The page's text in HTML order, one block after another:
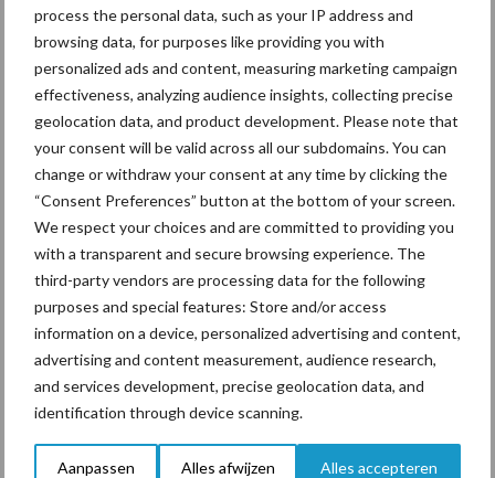
process the personal data, such as your IP address and
browsing data, for purposes like providing you with
personalized ads and content, measuring marketing campaign
effectiveness, analyzing audience insights, collecting precise
geolocation data, and product development. Please note that
your consent will be valid across all our subdomains. You can
change or withdraw your consent at any time by clicking the
“Consent Preferences” button at the bottom of your screen.
We respect your choices and are committed to providing you
with a transparent and secure browsing experience. The
third-party vendors are processing data for the following
purposes and special features: Store and/or access
information on a device, personalized advertising and content,
advertising and content measurement, audience research,
and services development, precise geolocation data, and
identification through device scanning.
Aanpassen Alles afwijzen Alles accepteren
onderschatte risicofactor
voor mastitis
ForFarmers ziet volume en
marktaandeel groeien in
krimpende Nederlandse
markt
Themapagina's
Diergezondheid Bemesting Fokkerij